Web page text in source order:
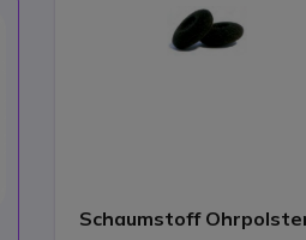
Schaumstoff